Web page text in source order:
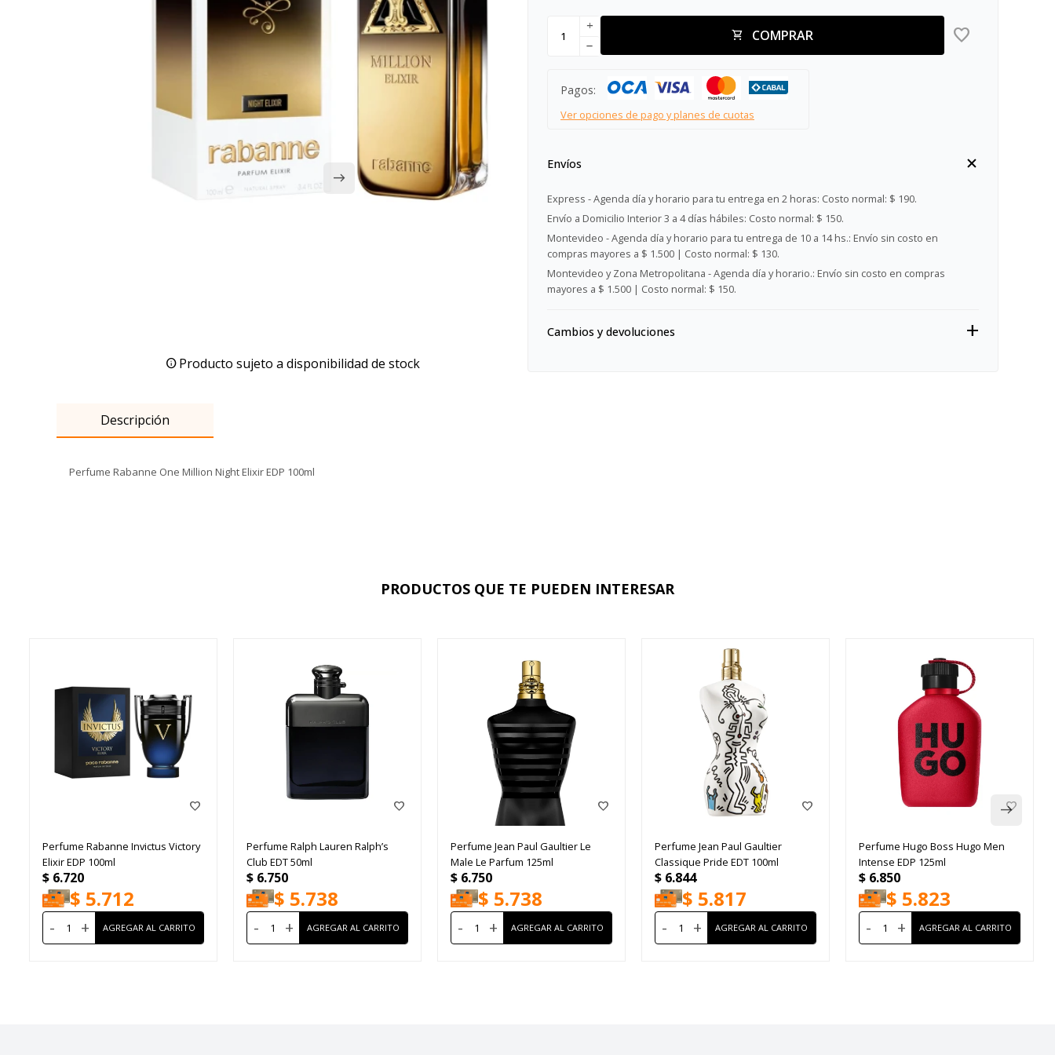
Producto sujeto a disponibilidad de stock
COMPRAR
add
remove
Pagos:
Ver opciones de pago y planes de cuotas
Envíos
Express - Agenda día y horario para tu entrega en 2 horas: Costo normal: $ 190.
Envío a Domicilio Interior 3 a 4 días hábiles: Costo normal: $ 150.
Montevideo - Agenda día y horario para tu entrega de 10 a 14 hs.: Envío sin costo en
compras mayores a $ 1.500 | Costo normal: $ 130.
Montevideo y Zona Metropolitana - Agenda día y horario.: Envío sin costo en compras
mayores a $ 1.500 | Costo normal: $ 150.
Cambios y devoluciones
Descripción
Perfume Rabanne One Million Night Elixir EDP 100ml
PRODUCTOS QUE TE PUEDEN INTERESAR
Perfume Rabanne Invictus Victory
Elixir EDP 100ml
$ 6.720
$ 5.712
- +
Perfume Ralph Lauren Ralph’s
Club EDT 50ml
$ 6.750
$ 5.738
- +
Perfume Jean Paul Gaultier Le
Male Le Parfum 125ml
$ 6.750
$ 5.738
- +
Perfume Jean Paul Gaultier
Classique Pride EDT 100ml
$ 6.844
$ 5.817
- +
Perfume Hugo Boss Hugo Men
Intense EDP 125ml
$ 6.850
$ 5.823
- +